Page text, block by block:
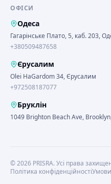
ОФІСИ
Одеса
Гагарінське Плато, 5, каб. 203,
+380509487658
Єрусалим
Olei HaGardom 34, Єрусалим
+972508187077
Бруклін
1049 Brighton Beach Ave,
©2026 PRISRA.Усі права
Політика конфіденційностіУмови